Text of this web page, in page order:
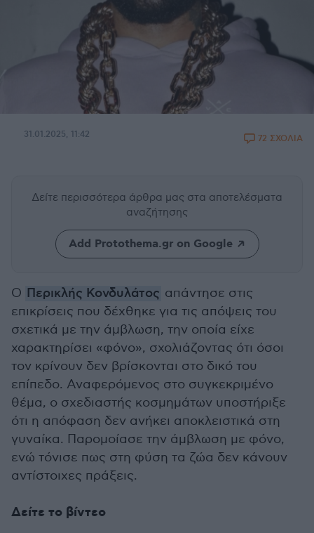
31.01.2025, 11:42 72 ΣΧΟΛΙΑ
Δείτε περισσότερα άρθρα μας στα αποτελέσματα
αναζήτησης
Add Protothema.gr on Google
Ο Περικλής Κονδυλάτος απάντησε στις
επικρίσεις που δέχθηκε για τις απόψεις του
σχετικά με την άμβλωση, την οποία είχε
χαρακτηρίσει «φόνο», σχολιάζοντας ότι όσοι
τον κρίνουν δεν βρίσκονται στο δικό του
επίπεδο. Αναφερόμενος στο συγκεκριμένο
θέμα, ο σχεδιαστής κοσμημάτων υποστήριξε
ότι η απόφαση δεν ανήκει αποκλειστικά στη
γυναίκα. Παρομοίασε την άμβλωση με φόνο,
ενώ τόνισε πως στη φύση τα ζώα δεν κάνουν
αντίστοιχες πράξεις.
Δείτε το βίντεο